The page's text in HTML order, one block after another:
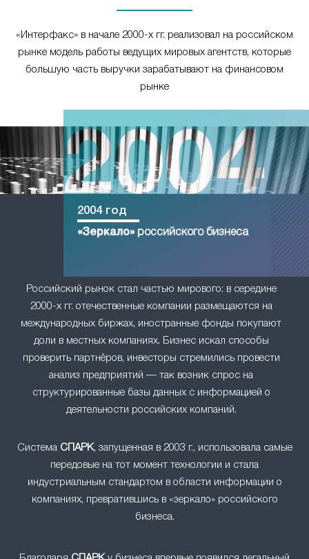
«Интерфакс» в начале 2000-х гг. реализовал на российском
рынке модель работы ведущих мировых агентств, которые
большую часть выручки зарабатывают на финансовом
рынке
Российский рынок стал частью мирового: в середине
2000-х гг. отечественные компании размещаются на
международных биржах, иностранные фонды покупают
доли в местных компаниях. Бизнес искал способы
проверить партнёров, инвесторы стремились провести
анализ предприятий — так возник спрос на
структурированные базы данных с информацией о
деятельности российских компаний.
2004 год
«Зеркало»российского бизнеса
Система СПАРК, запущенная в 2003 г., использовала самые
передовые на тот момент технологии и стала
индустриальным стандартом в области информации о
компаниях, превратившись в «зеркало» российского
бизнеса.